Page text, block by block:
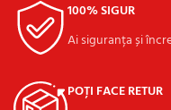
100% SIGUR
Ai siguranța și
POȚI FACE RETUR